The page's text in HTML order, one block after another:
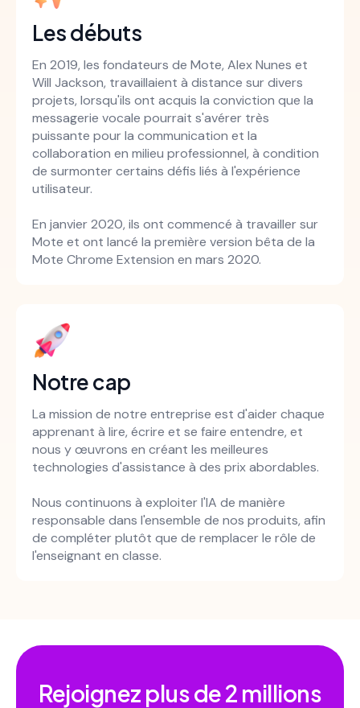
Les débuts
En 2019, les fondateurs de Mote, Alex Nunes et
Will Jackson, travaillaient à distance sur divers
projets, lorsqu'ils ont acquis la conviction que la
messagerie vocale pourrait s'avérer très
puissante pour la communication et la
collaboration en milieu professionnel, à condition
de surmonter certains défis liés à l'expérience
utilisateur.
En janvier 2020, ils ont commencé à travailler sur
Mote et ont lancé la première version bêta de la
Mote Chrome Extension en mars 2020.
Notre cap
La mission de notre entreprise est d'aider chaque
apprenant à lire, écrire et se faire entendre, et
nous y œuvrons en créant les meilleures
technologies d'assistance à des prix abordables.
Nous continuons à exploiter l'IA de manière
responsable dans l'ensemble de nos produits, afin
de compléter plutôt que de remplacer le rôle de
l'enseignant en classe.
Rejoignez plus de2 millions